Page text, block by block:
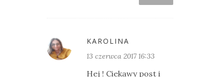
KAROLINA
13 czerwca 2017 16:33
Hej ! Ciekawy post i